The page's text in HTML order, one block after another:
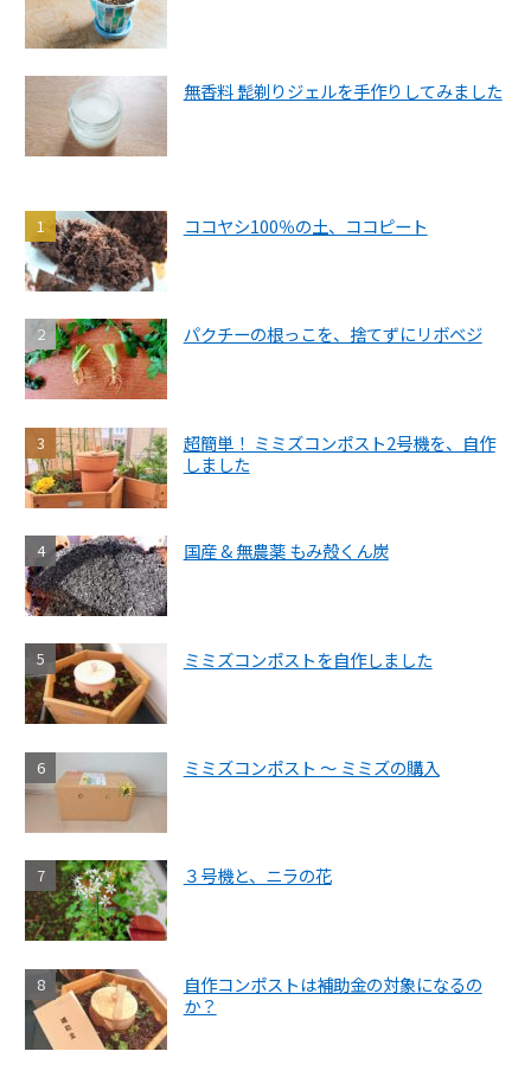
無香料 髭剃りジェルを手作りしてみました
ココヤシ100％の土、ココピート
パクチーの根っこを、捨てずにリボベジ
超簡単！ ミミズコンポスト2号機を、自作
しました
国産 & 無農薬 もみ殻くん炭
ミミズコンポストを自作しました
ミミズコンポスト ～ ミミズの購入
３号機と、ニラの花
自作コンポストは補助金の対象になるの
か？